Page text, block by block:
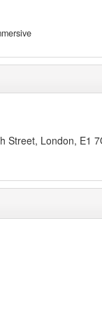
Street, London, E1